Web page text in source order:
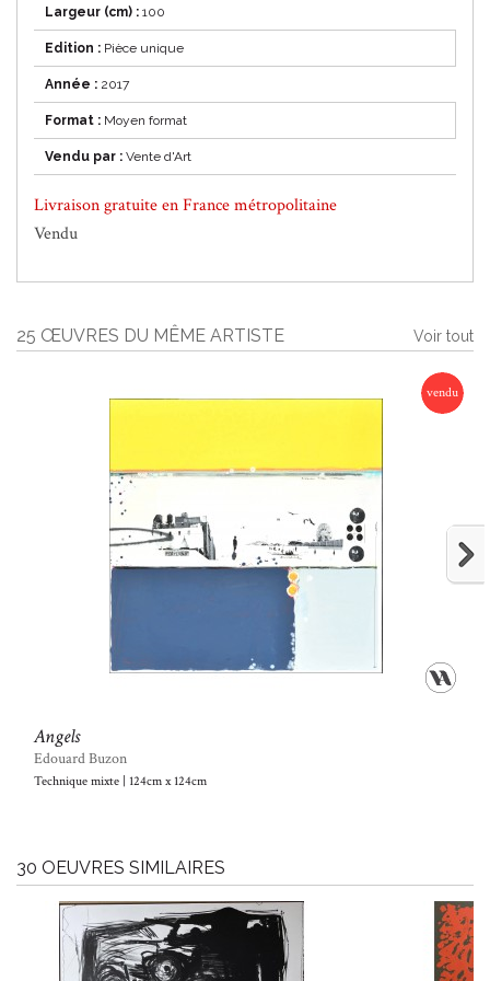
Largeur (cm) : 100
Edition : Pièce unique
Année : 2017
Format : Moyen format
Vendu par : Vente d'Art
Livraison gratuite en France métropolitaine
Vendu
Voir tout
25 ŒUVRES DU MÊME ARTISTE
vendu
Angels
Edouard Buzon
Technique mixte | 124cm x 124cm
30 OEUVRES SIMILAIRES